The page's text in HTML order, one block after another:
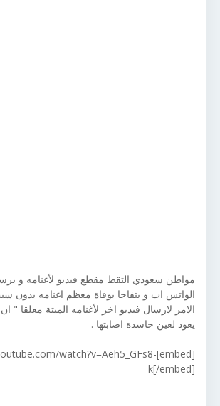
مواطن سعودي التقط مقطع فيديو لأغنامه و
الواتس اب و يتفاجا بوفاة معظم اغنامه بدون
الامر لارسال فيديو اخر لأغنامه الميتة معلقا "
يعود لعين حاسدة اصابتها .
watch?v=Aeh5_GFs8-
k[/embed]